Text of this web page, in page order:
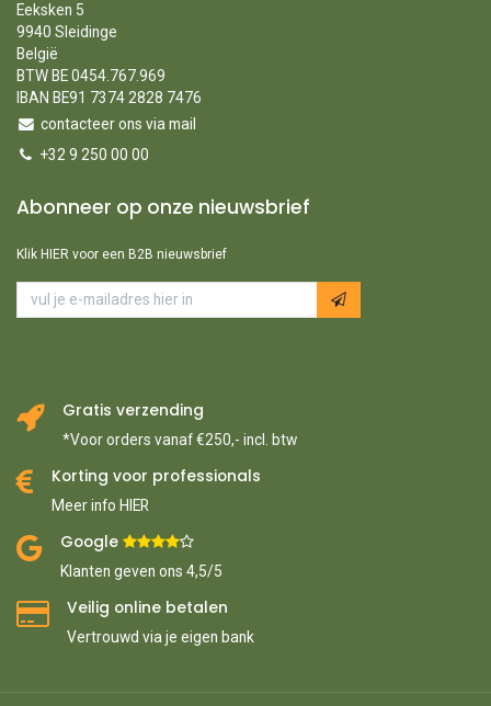
Eeksken 5
9940 Sleidinge
België
BTW BE 0454.767.969
IBAN BE91 7374 2828 7476
contacteer ons via mail
+32 9 250 00 00
Abonneer op onze nieuwsbrief
Klik HIER voor een B2B nieuwsbrief
Gratis verzending
*Voor orders vanaf €250,- incl. btw
Korting voor professionals
Meer info HIER
Google ​
Klanten geven ons 4,5/5
Veilig online betalen
Vertrouwd via je eigen bank